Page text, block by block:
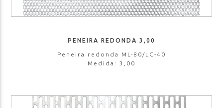
PENEIRA REDONDA 3,00
Peneira redonda ML-80/LC-40
Medida: 3,00